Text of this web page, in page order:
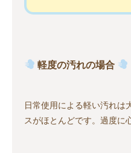
軽度の汚れの場合
日常使用による軽い汚れは
スがほとんどです。過度に